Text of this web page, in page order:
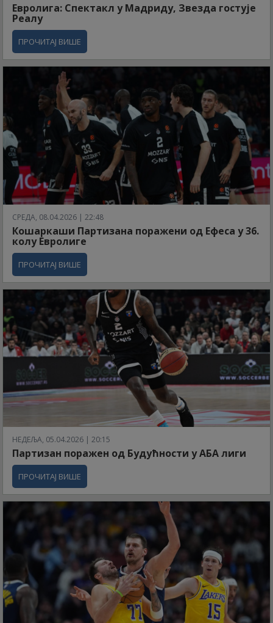
Евролига: Спектакл у Мадриду, Звезда гостује
Реалу
ПРОЧИТАЈ ВИШЕ
СРЕДА, 08.04.2026 | 22:48
Кошаркаши Партизана поражени од Ефеса у 36.
колу Евролиге
ПРОЧИТАЈ ВИШЕ
НЕДЕЉА, 05.04.2026 | 20:15
Партизан поражен од Будућности у АБА лиги
ПРОЧИТАЈ ВИШЕ